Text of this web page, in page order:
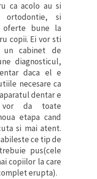
ca acolo au si
ortodontie, si
oferte bune la
copii. Ei vor sti
cabinet de
diagnosticul,
daca el e
necesare ca
dentar e
da toate
etapa cand
si mai atent.
ce tip de
pus(cele
copiilor la care
erupta).